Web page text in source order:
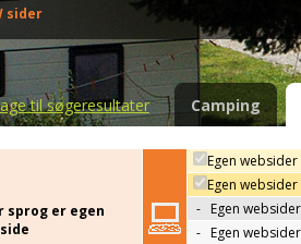
sider
til søgeresultater Camping
sprog er egen
Egen
Egen
- Egen
- Egen